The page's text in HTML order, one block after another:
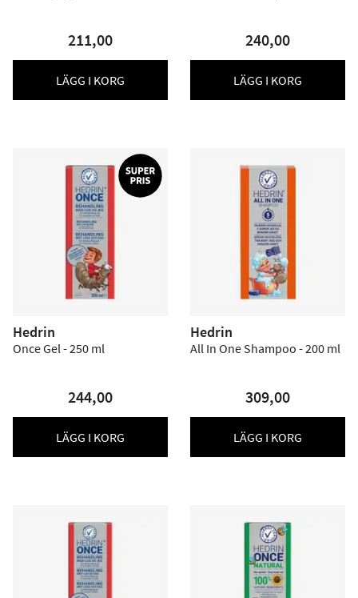
211,00
LÄGG I KORG
240,00
LÄGG I KORG
Hedrin
Once Gel - 250 ml
244,00
LÄGG I KORG
Hedrin
All In One Shampoo - 200 ml
309,00
LÄGG I KORG